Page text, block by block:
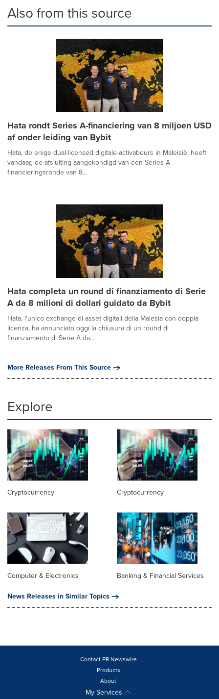
Also from this source
Hata rondt Series A-financiering van 8 miljoen USD
af onder leiding van Bybit
Hata, de enige dual-licensed digitale-activabeurs in Maleisië, heeft
vandaag de afsluiting aangekondigd van een Series A-
financieringsronde van 8...
Hata completa un round di finanziamento di Serie
A da 8 milioni di dollari guidato da Bybit
Hata, l'unico exchange di asset digitali della Malesia con doppia
licenza, ha annunciato oggi la chiusura di un round di
finanziamento di Serie A da...
More Releases From This Source
Explore
Cryptocurrency Cryptocurrency
Computer & Electronics
Banking & Financial Services
News Releases in Similar Topics
Contact PR Newswire
Products
About
My Services